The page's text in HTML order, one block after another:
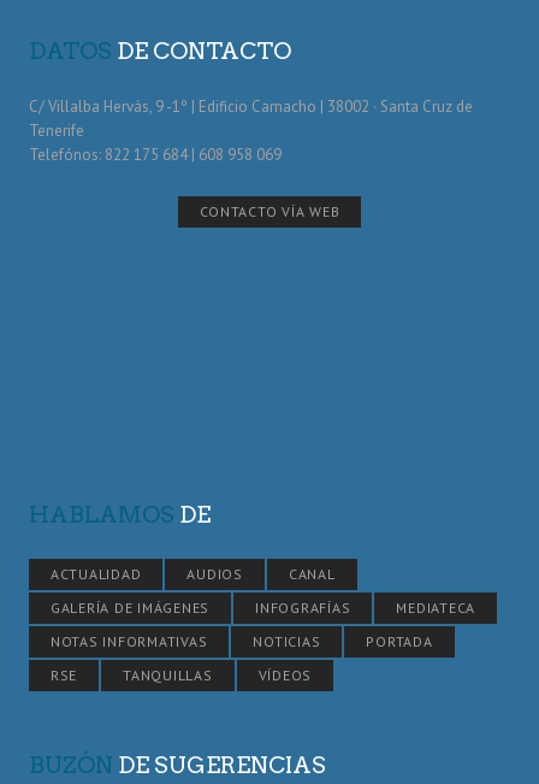
DATOS DE CONTACTO
C/ Villalba Hervás, 9 -1º | Edificio Camacho | 38002 · Santa Cruz de
Tenerife
Telefónos: 822 175 684 | 608 958 069
CONTACTO VÍA WEB
HABLAMOS DE
ACTUALIDAD AUDIOS
CANAL
GALERÍA DE IMÁGENES
INFOGRAFÍAS
MEDIATECA
NOTAS INFORMATIVAS
NOTICIAS
PORTADA
RSE
TANQUILLAS VÍDEOS
BUZÓN DE SUGERENCIAS